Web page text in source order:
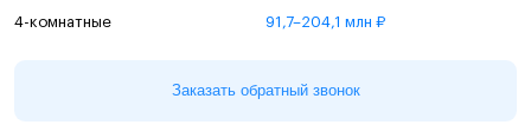
4-комнатные 91,7–204,1 млн ₽
Заказать обратный звонок